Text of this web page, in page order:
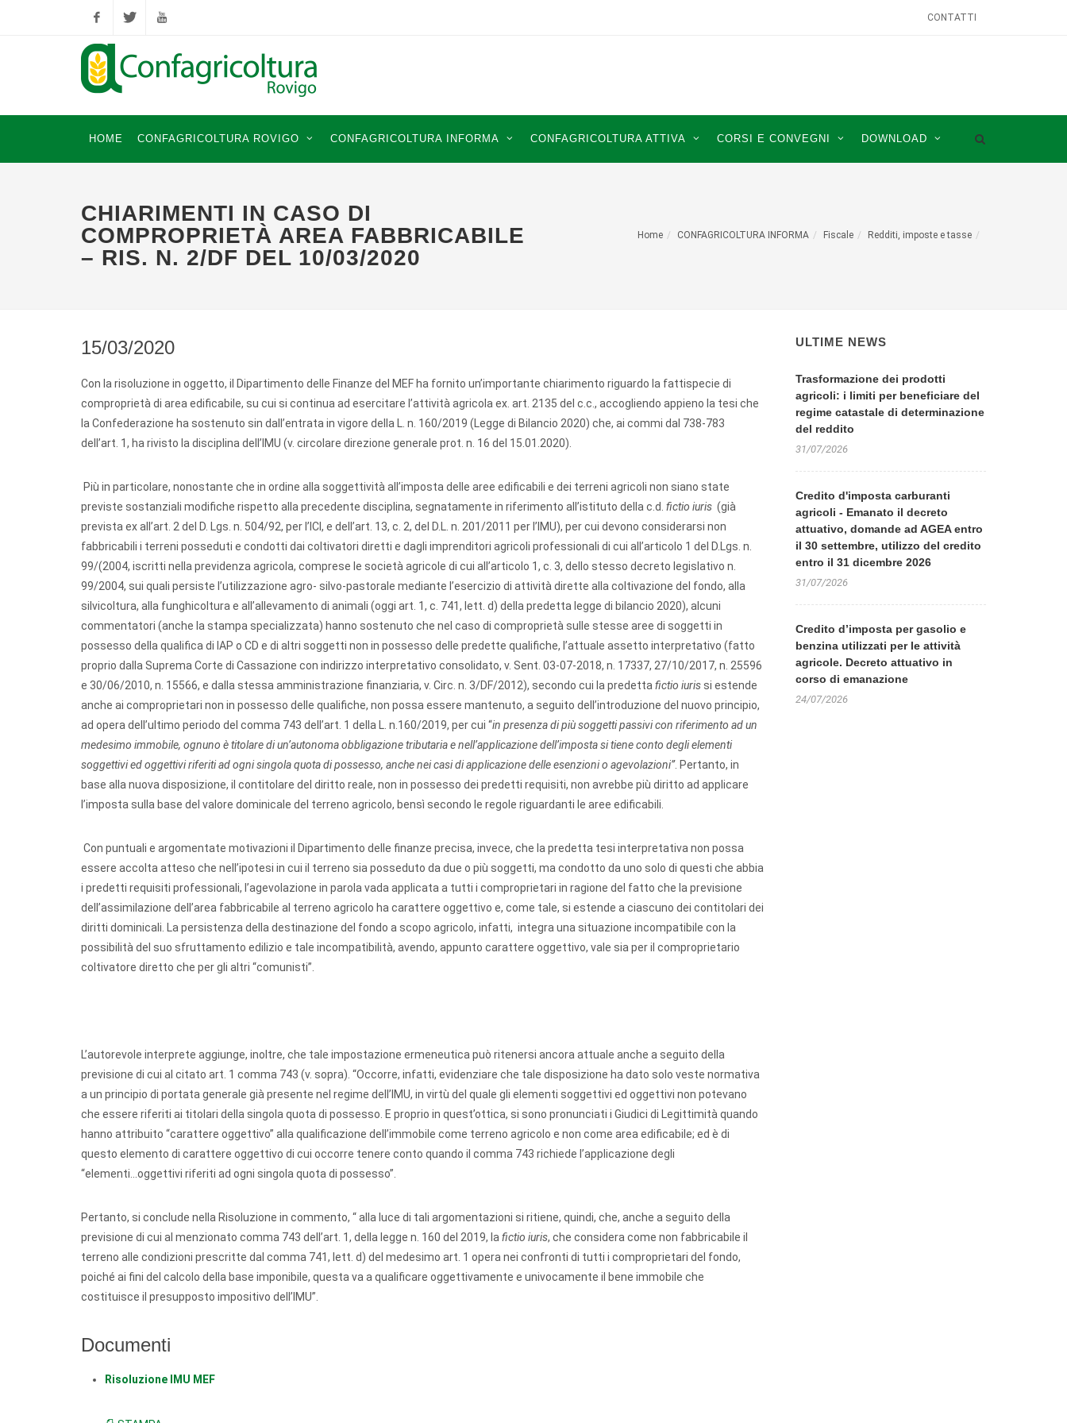
FacebookTwitter YouTube
CONTATTI
HOME CONFAGRICOLTURA ROVIGO CONFAGRICOLTURA INFORMA CONFAGRICOLTURA ATTIVA CORSI E CONVEGNI DOWNLOAD
CHIARIMENTI IN CASO DI
COMPROPRIETÀ AREA FABBRICABILE
– RIS. N. 2/DF DEL 10/03/2020
Home CONFAGRICOLTURA INFORMA Fiscale Redditi, imposte e tasse
15/03/2020
Con la risoluzione in oggetto, il Dipartimento delle Finanze del MEF ha fornito un’importante chiarimento riguardo la fattispecie di
comproprietà di area edificabile, su cui si continua ad esercitare l’attività agricola ex. art. 2135 del c.c., accogliendo appieno la tesi che
la Confederazione ha sostenuto sin dall’entrata in vigore della L. n. 160/2019 (Legge di Bilancio 2020) che, ai commi dal 738-783
dell’art. 1, ha rivisto la disciplina dell’IMU (v. circolare direzione generale prot. n. 16 del 15.01.2020).
Più in particolare, nonostante che in ordine alla soggettività all’imposta delle aree edificabili e dei terreni agricoli non siano state
previste sostanziali modifiche rispetto alla precedente disciplina, segnatamente in riferimento all’istituto della c.d. fictio iuris (già
prevista ex all’art. 2 del D. Lgs. n. 504/92, per l’ICI, e dell’art. 13, c. 2, del D.L. n. 201/2011 per l’IMU), per cui devono considerarsi non
fabbricabili i terreni posseduti e condotti dai coltivatori diretti e dagli imprenditori agricoli professionali di cui all’articolo 1 del D.Lgs. n.
99/(2004, iscritti nella previdenza agricola, comprese le società agricole di cui all’articolo 1, c. 3, dello stesso decreto legislativo n.
99/2004, sui quali persiste l’utilizzazione agro- silvo-pastorale mediante l’esercizio di attività dirette alla coltivazione del fondo, alla
silvicoltura, alla funghicoltura e all’allevamento di animali (oggi art. 1, c. 741, lett. d) della predetta legge di bilancio 2020), alcuni
commentatori (anche la stampa specializzata) hanno sostenuto che nel caso di comproprietà sulle stesse aree di soggetti in
possesso della qualifica di IAP o CD e di altri soggetti non in possesso delle predette qualifiche, l’attuale assetto interpretativo (fatto
proprio dalla Suprema Corte di Cassazione con indirizzo interpretativo consolidato, v. Sent. 03-07-2018, n. 17337, 27/10/2017, n. 25596
e 30/06/2010, n. 15566, e dalla stessa amministrazione finanziaria, v. Circ. n. 3/DF/2012), secondo cui la predetta fictio iurissi estende
anche ai comproprietari non in possesso delle qualifiche, non possa essere mantenuto, a seguito dell’introduzione del nuovo principio,
ad opera dell’ultimo periodo del comma 743 dell’art. 1 della L. n.160/2019, per cui “in presenza di più soggetti passivi con riferimento ad un
medesimo immobile, ognuno è titolare di un’autonoma obbligazione tributaria e nell’applicazione dell’imposta si tiene conto degli elementi
soggettivi ed oggettivi riferiti ad ogni singola quota di possesso, anche nei casi di applicazione delle esenzioni o agevolazioni”. Pertanto, in
base alla nuova disposizione, il contitolare del diritto reale, non in possesso dei predetti requisiti, non avrebbe più diritto ad applicare
l’imposta sulla base del valore dominicale del terreno agricolo, bensì secondo le regole riguardanti le aree edificabili.
Con puntuali e argomentate motivazioni il Dipartimento delle finanze precisa, invece, che la predetta tesi interpretativa non possa
essere accolta atteso che nell’ipotesi in cui il terreno sia posseduto da due o più soggetti, ma condotto da uno solo di questi che abbia
i predetti requisiti professionali, l’agevolazione in parola vada applicata a tutti i comproprietari in ragione del fatto che la previsione
dell’assimilazione dell’area fabbricabile al terreno agricolo ha carattere oggettivo e, come tale, si estende a ciascuno dei contitolari dei
diritti dominicali. La persistenza della destinazione del fondo a scopo agricolo, infatti, integra una situazione incompatibile con la
possibilità del suo sfruttamento edilizio e tale incompatibilità, avendo, appunto carattere oggettivo, vale sia per il comproprietario
coltivatore diretto che per gli altri “comunisti”.
L’autorevole interprete aggiunge, inoltre, che tale impostazione ermeneutica può ritenersi ancora attuale anche a seguito della
previsione di cui al citato art. 1 comma 743 (v. sopra). “Occorre, infatti, evidenziare che tale disposizione ha dato solo veste normativa
a un principio di portata generale già presente nel regime dell’IMU, in virtù del quale gli elementi soggettivi ed oggettivi non potevano
che essere riferiti ai titolari della singola quota di possesso. E proprio in quest’ottica, si sono pronunciati i Giudici di Legittimità quando
hanno attribuito “carattere oggettivo” alla qualificazione dell’immobile come terreno agricolo e non come area edificabile; ed è di
questo elemento di carattere oggettivo di cui occorre tenere conto quando il comma 743 richiede l’applicazione degli
“elementi...oggettivi riferiti ad ogni singola quota di possesso”.
Pertanto, si conclude nella Risoluzione in commento, “ alla luce di tali argomentazioni si ritiene, quindi, che, anche a seguito della
previsione di cui al menzionato comma 743 dell’art. 1, della legge n. 160 del 2019, la fictio iuris, che considera come non fabbricabile il
terreno alle condizioni prescritte dal comma 741, lett. d) del medesimo art. 1 opera nei confronti di tutti i comproprietari del fondo,
poiché ai fini del calcolo della base imponibile, questa va a qualificare oggettivamente e univocamente il bene immobile che
costituisce il presupposto impositivo dell’IMU”.
Documenti
Risoluzione IMU MEF
ULTIME NEWS
Trasformazione dei prodotti
agricoli: i limiti per beneficiare del
regime catastale di determinazione
del reddito
31/07/2026
Credito d'imposta carburanti
agricoli - Emanato il decreto
attuativo, domande ad AGEA entro
il 30 settembre, utilizzo del credito
entro il 31 dicembre 2026
31/07/2026
Credito d’imposta per gasolio e
benzina utilizzati per le attività
agricole. Decreto attuativo in
corso di emanazione
24/07/2026